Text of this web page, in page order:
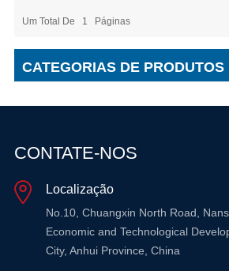
Um Total De 1 Páginas
CATEGORIAS DE PRODUTOS
CONTATE-NOS
Localização
No.10, Chuangxin North Road,
Economic and Technological
City, Anhui Province, China